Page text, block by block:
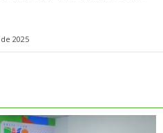
2025